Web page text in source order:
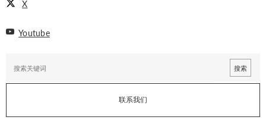
X
Youtube
联系我们